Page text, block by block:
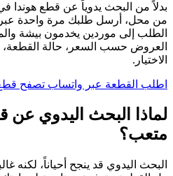
بدلاً من البحث يدوياً عن قطع هوندا
من محل، أرسل طلبك مرة واحدة
الطلب إلى موردين يخدمون بيشة
العروض حسب السعر، حالة القطعة،
الاختيار.
اطلب القطعة عبر واتساب تصفح قطع
لماذا البحث اليدوي
متعب؟
البحث اليدوي قد ينجح أحياناً، لكنه